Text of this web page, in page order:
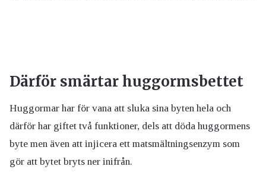
Därför smärtar huggormsbettet
Huggormar har för vana att sluka sina byten hela och
därför har giftet två funktioner, dels att döda huggormens
byte men även att injicera ett matsmältningsenzym som
gör att bytet bryts ner inifrån.